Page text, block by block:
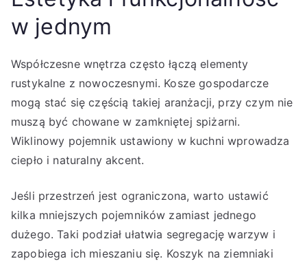
w jednym
Współczesne wnętrza często łączą elementy
rustykalne z nowoczesnymi. Kosze gospodarcze
mogą stać się częścią takiej aranżacji, przy czym nie
muszą być chowane w zamkniętej spiżarni.
Wiklinowy pojemnik ustawiony w kuchni wprowadza
ciepło i naturalny akcent.
Jeśli przestrzeń jest ograniczona, warto ustawić
kilka mniejszych pojemników zamiast jednego
dużego. Taki podział ułatwia segregację warzyw i
zapobiega ich mieszaniu się. Koszyk na ziemniaki